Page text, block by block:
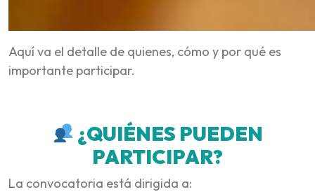
Aquí va el detalle de quienes, cómo y por qué es
importante participar.
¿QUIÉNES PUEDEN
PARTICIPAR?
La convocatoria está dirigida a: